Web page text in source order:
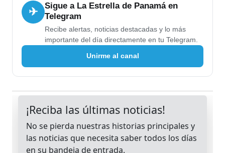
✈
Sigue a La Estrella de Panamá en
Telegram
Recibe alertas, noticias destacadas y lo más
importante del día directamente en tu Telegram.
Unirme al canal